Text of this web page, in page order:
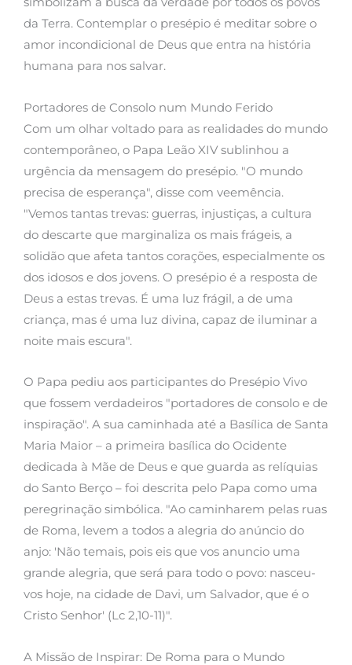
da Terra. Contemplar o presépio é meditar sobre o
amor incondicional de Deus que entra na história
humana para nos salvar.
Portadores de Consolo num Mundo Ferido
Com um olhar voltado para as realidades do mundo
contemporâneo, o Papa Leão XIV sublinhou a
urgência da mensagem do presépio. "O mundo
precisa de esperança", disse com veemência.
"Vemos tantas trevas: guerras, injustiças, a cultura
do descarte que marginaliza os mais frágeis, a
solidão que afeta tantos corações, especialmente os
dos idosos e dos jovens. O presépio é a resposta de
Deus a estas trevas. É uma luz frágil, a de uma
criança, mas é uma luz divina, capaz de iluminar a
noite mais escura".
O Papa pediu aos participantes do Presépio Vivo
que fossem verdadeiros "portadores de consolo e de
inspiração". A sua caminhada até a Basílica de Santa
Maria Maior – a primeira basílica do Ocidente
dedicada à Mãe de Deus e que guarda as relíquias
do Santo Berço – foi descrita pelo Papa como uma
peregrinação simbólica. "Ao caminharem pelas ruas
de Roma, levem a todos a alegria do anúncio do
anjo: 'Não temais, pois eis que vos anuncio uma
grande alegria, que será para todo o povo: nasceu-
vos hoje, na cidade de Davi, um Salvador, que é o
Cristo Senhor' (Lc 2,10-11)".
A Missão de Inspirar: De Roma para o Mundo